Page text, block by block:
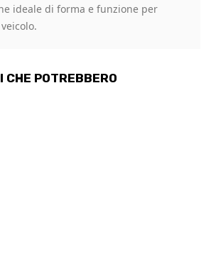
ideale di forma e funzione per
CHE POTREBBERO